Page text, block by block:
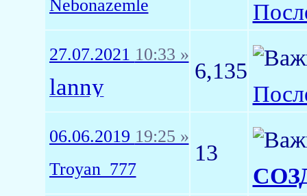
Nebonazemle
27.07.2021 10:33 »
lanny
6,135
06.06.2019 19:25 »
Troyan_777
13